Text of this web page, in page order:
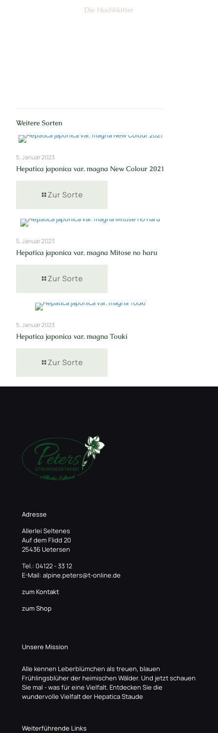
Die Hochblätter
Weitere Sorten
5. Januar 2023
Hepatica japonica var. magna New Colour 2021
Zur Sorte
5. Januar 2023
Hepatica japonica var. magna Mitose no haru
Zur Sorte
5. Januar 2023
Hepatica japonica var. magna Touki
Zur Sorte
Adresse
Allerlei Seltenes
Auf dem Flidd 20
25436 Uetersen
Tel.: 04122 - 33 12
E-Mail: alpine.peters@t-online.de
zum Kontakt
zum Shop
Unsere Mission
Alle kennen Leberblümchen als treuen, blauen
Frühlingsblüher der heimischen Wälder. Und jetzt schauen
Sie mal - was für eine Vielfalt. Entdecken Sie die
wundervolle Vielfalt der Hepatica Staude
Weiterführende Links